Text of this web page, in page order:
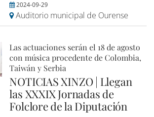
2024-09-29
Auditorio municipal de Ourense
Las actuaciones serán el 18 de agosto
con música procedente de Colombia,
Taiwán y Serbia
NOTICIAS XINZO | Llegan
las XXXIX Jornadas de
Folclore de la Diputación